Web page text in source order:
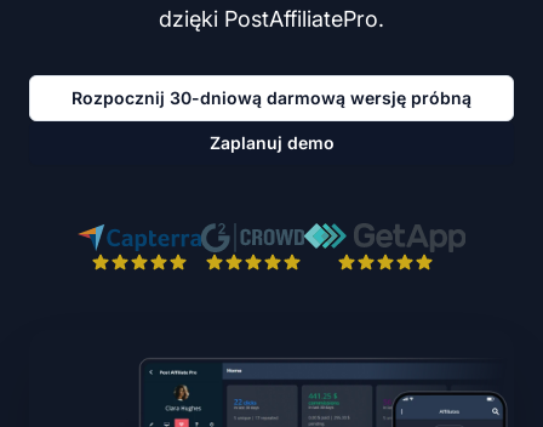
dzięki PostAffiliatePro.
Rozpocznij 30-dniową darmową wersję próbną
Zaplanuj demo